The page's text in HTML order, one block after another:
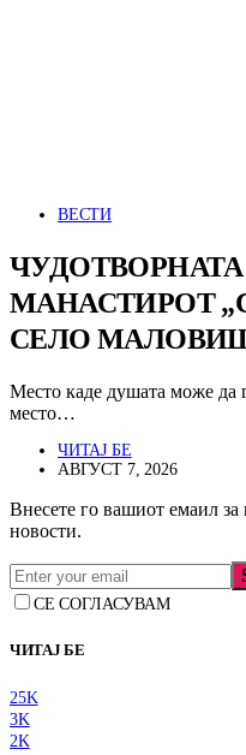
ВЕСТИ
МАНАСТИРОТ
СЕЛО
Место каде душата може да
место…
ЧИТАЈ БЕ
АВГУСТ 7, 2026
Внесете го вашиот емаил
новости.
СЕ СОГЛАСУВАМ
ЧИТАЈ БЕ
25K
3K
2K